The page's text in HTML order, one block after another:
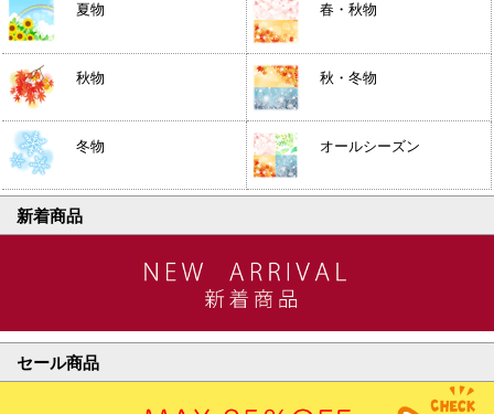
夏物 春・秋物
秋物 秋・冬物
冬物 オールシーズン
新着商品
セール商品